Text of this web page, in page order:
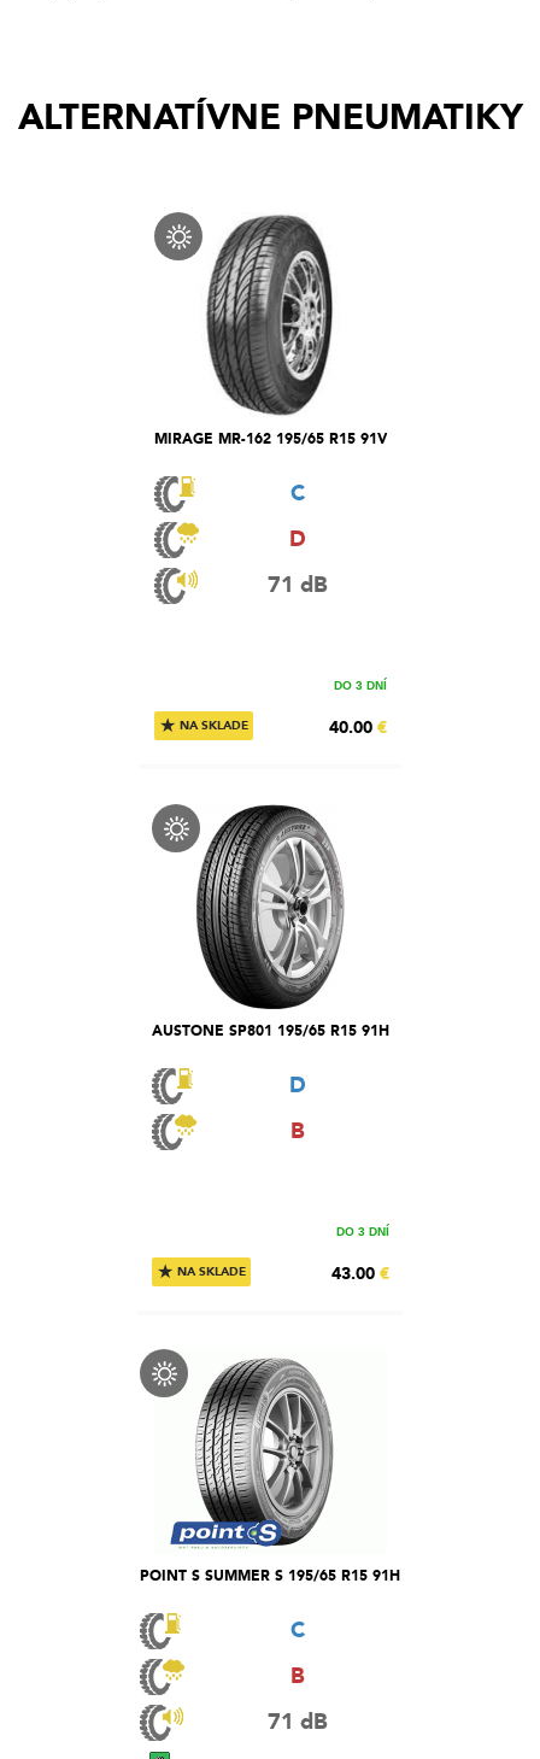
ALTERNATÍVNE PNEUMATIKY
MIRAGE MR-162 195/65 R15 91V
C
D
71 dB
★ NA SKLADE
DO 3 DNÍ
40.00 €
AUSTONE SP801 195/65 R15 91H
D
B
★ NA SKLADE
DO 3 DNÍ
43.00 €
POINT S SUMMER S 195/65 R15 91H
C
B
71 dB